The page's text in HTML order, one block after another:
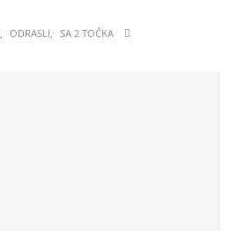
, ODRASLI, SA 2 TOČKA